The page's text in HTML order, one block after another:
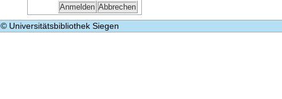
© Universitätsbibliothek Siegen